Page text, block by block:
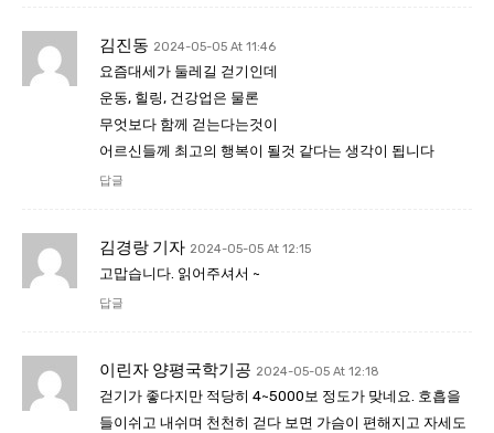
김진동 2024-05-05 At 11:46
요즘대세가 둘레길 걷기인데
운동, 힐링, 건강업은 물론
무엇보다 함께 걷는다는것이
어르신들께 최고의 행복이 될것 같다는 생각이 됩니다
답글
김경랑 기자 2024-05-05 At 12:15
고맙습니다. 읽어주셔서 ~
답글
이린자 양평국학기공 2024-05-05 At 12:18
걷기가 좋다지만 적당히 4~5000보 정도가 맞네요. 호흡을
들이쉬고 내쉬며 천천히 걷다 보면 가슴이 편해지고 자세도